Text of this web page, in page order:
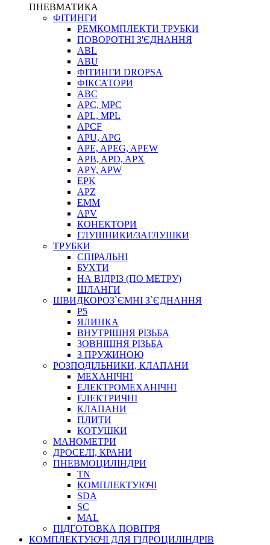
ПНЕВМАТИКА
ФІТИНГИ
РЕМКОМПЛЕКТИ ТРУБКИ
ПОВОРОТНІ З'ЄДНАННЯ
ABL
ABU
ФІТИНГИ DROPSA
ФІКСАТОРИ
ABC
APC, MPC
APL, MPL
APCF
APU, APG
APE, APEG, APEW
APB, APD, APX
APY, APW
EPK
APZ
EMM
APV
КОНЕКТОРИ
ГЛУШНИКИ/ЗАГЛУШКИ
ТРУБКИ
СПІРАЛЬНІ
БУХТИ
НА ВІДРІЗ (ПО МЕТРУ)
ШЛАНГИ
ШВИДКОРОЗ`ЄМНІ З`ЄДНАННЯ
P5
ЯЛИНКА
ВНУТРІШНЯ РІЗЬБА
ЗОВНІШНЯ РІЗЬБА
З ПРУЖИНОЮ
РОЗПОДІЛЬНИКИ, КЛАПАНИ
МЕХАНІЧНІ
ЕЛЕКТРОМЕХАНІЧНІ
ЕЛЕКТРИЧНІ
КЛАПАНИ
ПЛИТИ
КОТУШКИ
МАНОМЕТРИ
ДРОСЕЛІ, КРАНИ
ПНЕВМОЦИЛІНДРИ
TN
КОМПЛЕКТУЮЧІ
SDA
SC
MAL
ПІДГОТОВКА ПОВІТРЯ
КОМПЛЕКТУЮЧІ ДЛЯ ГІДРОЦИЛІНДРІВ